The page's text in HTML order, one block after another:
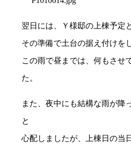
翌日には、Ｙ様邸の上棟予定
その準備で土台の据え付けを
この雨で昼までは、何もさせ
た。
また、夜中にも結構な雨が降
と
心配しましたが、上棟日の当